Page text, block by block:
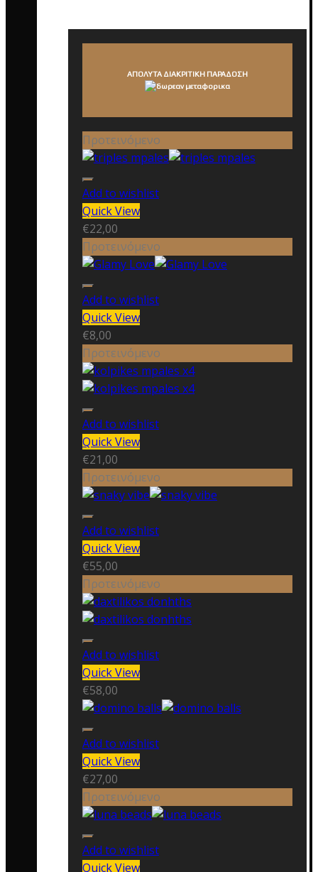
ΑΠΟΛΥΤΑ ΔΙΑΚΡΙΤΙΚΗ ΠΑΡΑΔΟΣΗ
Προτεινόμενο
Add to wishlist
Quick View
€22,00
Προτεινόμενο
Add to wishlist
Quick View
€8,00
Προτεινόμενο
Add to wishlist
Quick View
€21,00
Προτεινόμενο
Add to wishlist
Quick View
€55,00
Προτεινόμενο
Add to wishlist
Quick View
€58,00
Add to wishlist
Quick View
€27,00
Προτεινόμενο
Add to wishlist
Quick View